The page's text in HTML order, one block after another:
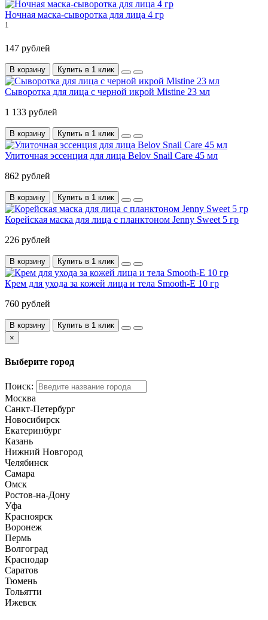
Ночная маска-сыворотка для лица 4 гр
1
147 рублей
В корзину Купить в 1 клик
Сыворотка для лица с черной икрой Mistine 23 мл
1 133 рублей
В корзину Купить в 1 клик
Улиточная эссенция для лица Belov Snail Care 45 мл
862 рублей
В корзину Купить в 1 клик
Корейская маска для лица с планктоном Jenny Sweet 5 гр
226 рублей
В корзину Купить в 1 клик
Крем для ухода за кожей лица и тела Smooth-E 10 гр
760 рублей
В корзину
Купить в 1 клик
×
Выберите город
Поиск:
Москва
Санкт-Петербург
Новосибирск
Екатеринбург
Казань
Нижний Новгород
Челябинск
Самара
Омск
Ростов-на-Дону
Уфа
Красноярск
Воронеж
Пермь
Волгоград
Краснодар
Саратов
Тюмень
Тольятти
Ижевск